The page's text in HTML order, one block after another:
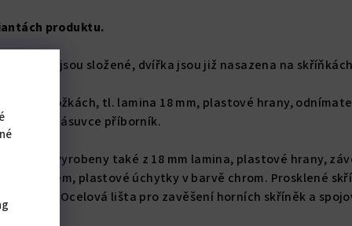
produktu.
linky jsou složené, dvířka jsou již nasazena na
nožkách, tl. lamina 18 mm, plastové hrany,
v horní zásuvce příborník.
jsou vyrobeny také z 18 mm lamina, plastové hrany,
a dotahem, plastové úchytky v barvě chrom. Prosklené
čiré sklo. Ocelová lišta pro zavěšení horních skříněk a